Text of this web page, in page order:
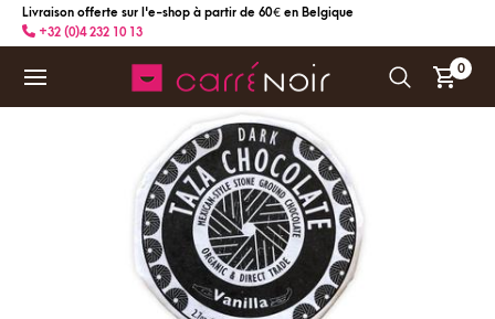
Livraison offerte sur l'e-shop à partir de 60 € en Belgique
+32 (0)4 232 10 13
0